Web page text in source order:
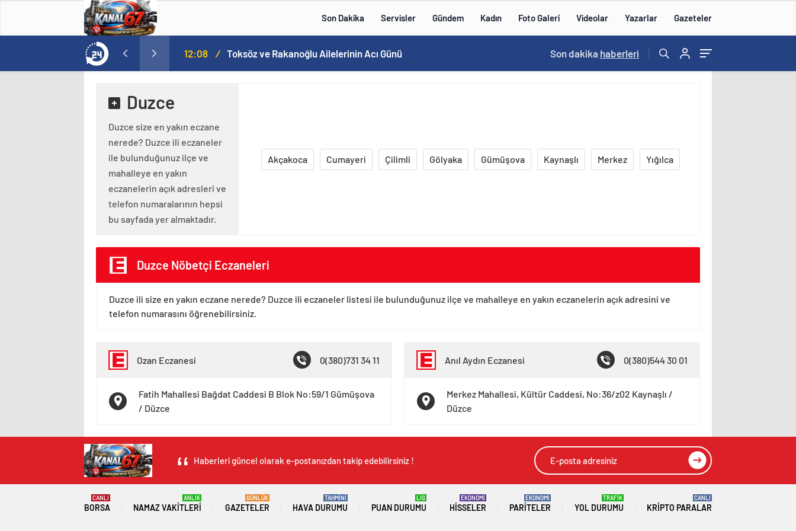
Son Dakika Servisler Gündem Kadın Foto Galeri Videolar Yazarlar Gazeteler
MHP’de Şok Kulis: Eski Başkan Sahnede! Korkmaz Yol Vermiyor 12:08 / Toksöz ve Rakanoğlu Ailelerinin Acı Günü 16:00 /
Son dakika haberleri
Duzce
Duzce size en yakın eczane
nerede? Duzce ili eczaneler
ile bulunduğunuz ilçe ve
mahalleye en yakın
eczanelerin açık adresleri ve
telefon numaralarının hepsi
bu sayfada yer almaktadır.
Akçakoca Cumayeri Çilimli Gölyaka Gümüşova Kaynaşlı Merkez Yığılca
Duzce Nöbetçi Eczaneleri
Duzce ili size en yakın eczane nerede? Duzce ili eczaneler listesi ile bulunduğunuz ilçe ve mahalleye en yakın eczanelerin açık adresini ve
telefon numarasını öğrenebilirsiniz.
Ozan Eczanesi 0(380)731 34 11
Fatih Mahallesi Bağdat Caddesi B Blok No:59/1 Gümüşova
/ Düzce
Anıl Aydın Eczanesi 0(380)544 30 01
Merkez Mahallesi, Kültür Caddesi, No:36/z02 Kaynaşlı /
Düzce
Haberleri güncel olarak e-postanızdan takip edebilirsiniz !
BORSA
CANLI
NAMAZ VAKITLERI
ANLIK
GAZETELER
GÜNLÜK
HAVA DURUMU
TAHMİNİ
PUAN DURUMU
LİG
HISSELER
EKONOMİ
PARITELER
EKONOMİ
YOL DURUMU
TRAFİK
KRIPTO PARALAR
CANLI